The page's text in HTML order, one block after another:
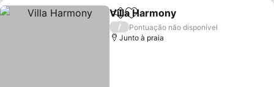
PartilharAdicionar aos favoritos
Villa Harmony
/
Pontuação não disponível
Junto à praia